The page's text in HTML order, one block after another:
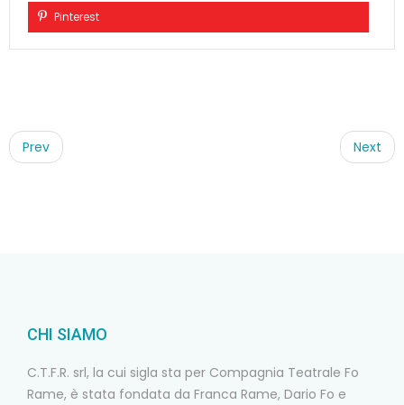
Pinterest
Post
navigation
Prev Next
CHI SIAMO
C.T.F.R. srl, la cui sigla sta per Compagnia Teatrale Fo
Rame, è stata fondata da Franca Rame, Dario Fo e